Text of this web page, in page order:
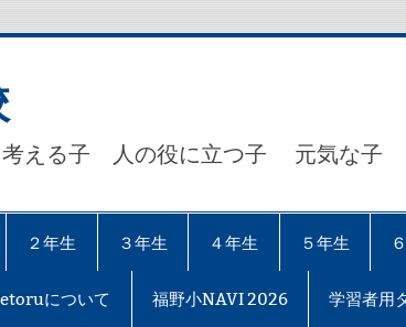
子 人の役に立つ子 元気な子
２年生 ３年生 ４年生 ５年生
について 福野小NAVI 2026 学習者用